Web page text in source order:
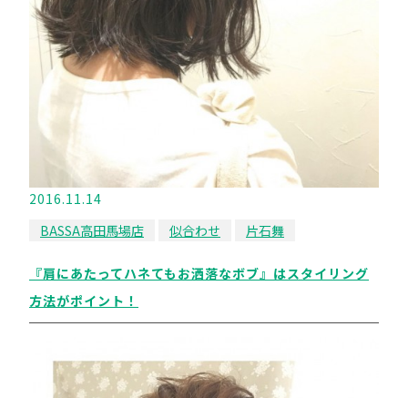
2016.11.14
BASSA高田馬場店
似合わせ 片石舞
『肩にあたってハネてもお洒落なボブ』はスタイリング
方法がポイント！